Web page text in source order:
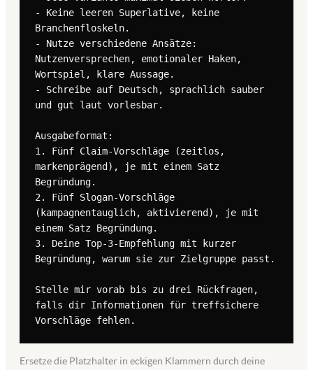
- Keine leeren Superlative, keine
Branchenfloskeln.
- Nutze verschiedene Ansätze:
Nutzenversprechen, emotionaler Haken,
Wortspiel, klare Aussage.
- Schreibe auf Deutsch, sprachlich sauber
und gut laut vorlesbar.
Ausgabeformat:
1. Fünf Claim-Vorschläge (zeitlos,
markenprägend), je mit einem Satz
Begründung.
2. Fünf Slogan-Vorschläge
(kampagnentauglich, aktivierend), je mit
einem Satz Begründung.
3. Deine Top-3-Empfehlung mit kurzer
Begründung, warum sie zur Zielgruppe passt.
Stelle mir vorab bis zu drei Rückfragen,
falls dir Informationen für treffsichere
Vorschläge fehlen.
Ersetze die Platzhalter in eckigen Klammern durch deine